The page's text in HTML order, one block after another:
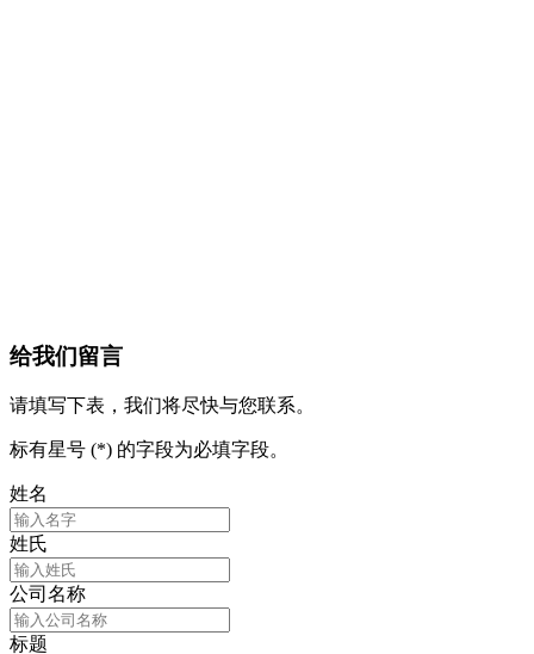
给我们留言
请填写下表，我们将尽快与您联系。
标有星号 (*) 的字段为必填字段。
姓名
姓氏
公司名称
标题